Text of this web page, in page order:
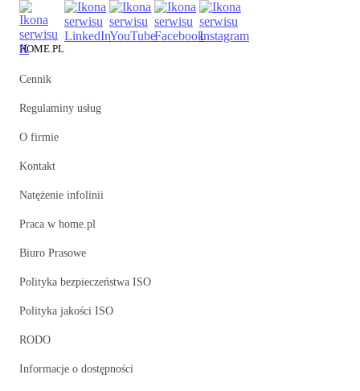
HOME.PL
Cennik
Regulaminy usług
O firmie
Kontakt
Natężenie infolinii
Praca w home.pl
Biuro Prasowe
Polityka bezpieczeństwa ISO
Polityka jakości ISO
RODO
Informacje o dostępności